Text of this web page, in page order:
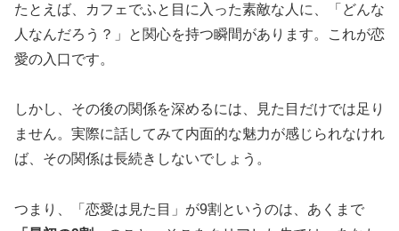
たとえば、カフェでふと目に入った素敵な人に、「どんな
人なんだろう？」と関心を持つ瞬間があります。これが恋
愛の入口です。
しかし、その後の関係を深めるには、見た目だけでは足り
ません。実際に話してみて内面的な魅力が感じられなけれ
ば、その関係は長続きしないでしょう。
つまり、「恋愛は見た目」が9割というのは、あくまで